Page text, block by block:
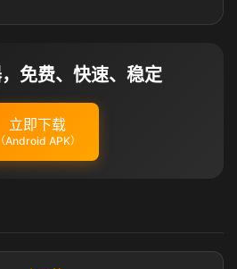
免费、快速、稳定
立即下载
（Android APK）